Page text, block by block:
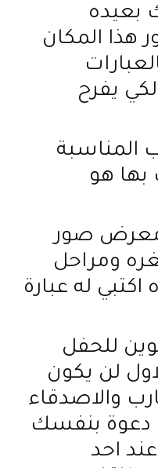
بعيده
هذا المكان
يفرح
المناسبة
بها هو
معرض صور
ومراحل
له عبارة
للحفل
لن يكون
والاصدقاء
دعوة بنفسك
احد